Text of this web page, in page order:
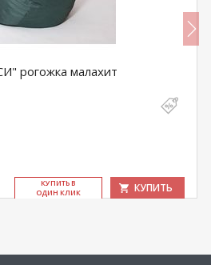
рогожка малахит
КУ­ПИТЬ В
ОДИН КЛИК
КУПИТЬ